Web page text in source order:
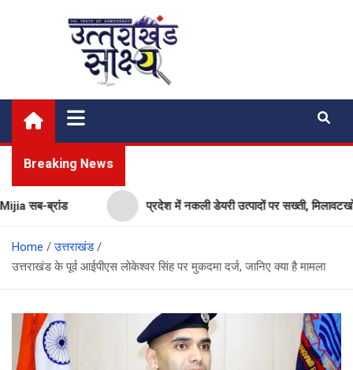
Uttarakhand Shakshya
My News Portal
Breaking News
ब्रांड प्रदेश में नकली डेयरी उत्पादों पर सख्ती, मिलावटखोरों
Home
उत्तराखंड
उत्तराखंड के पूर्व आईपीएस लोकेश्वर सिंह पर मुकदमा दर्ज, जानिए क्या है मामला